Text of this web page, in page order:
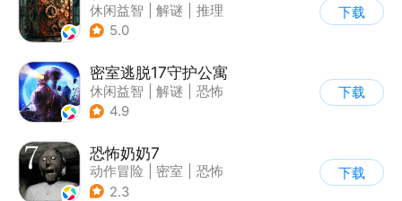
休闲益智 解谜
推理
| 烧脑
5.0
下载
密室逃脱17守护公寓
休闲益智 解谜
恐怖
| 密室逃脱
4.9
下载
恐怖奶奶7
动作冒险 密室
恐怖
| 恐怖奶奶
2.3
下载